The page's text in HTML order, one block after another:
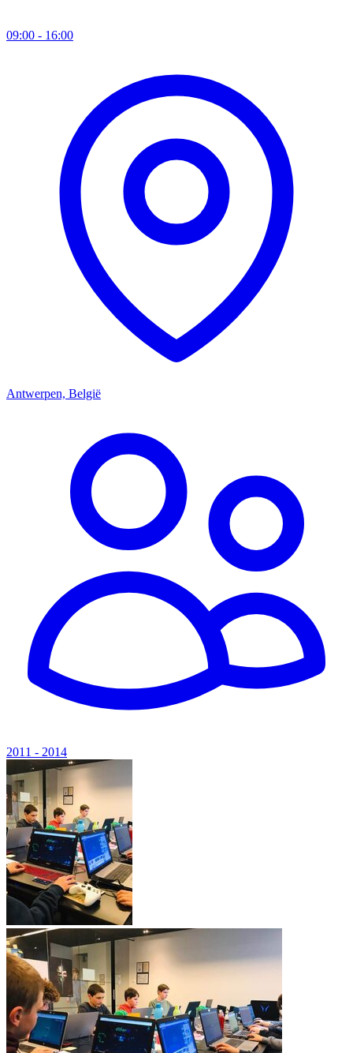
09:00 - 16:00
Antwerpen, België
2011 - 2014